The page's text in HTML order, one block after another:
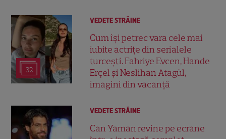
32
VEDETE STRĂINE
Cum își petrec vara cele mai
iubite actrițe din serialele
turcești. Fahriye Evcen, Hande
Erçel și Neslihan Atagül,
imagini din vacanță
VEDETE STRĂINE
Can Yaman revine pe ecrane